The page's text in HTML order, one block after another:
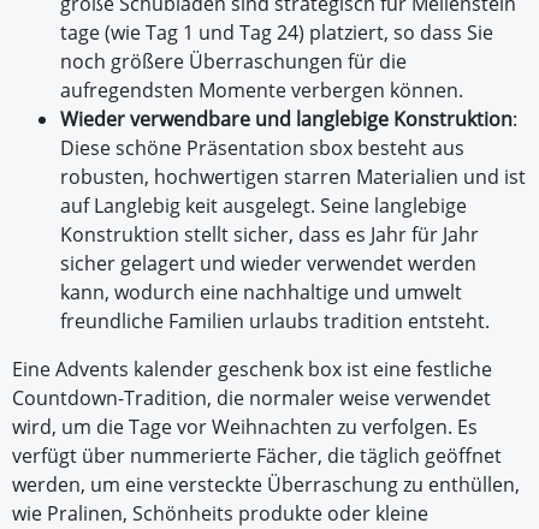
tage (wie Tag 1 und Tag 24) platziert, so dass Sie
noch größere Überraschungen für die
aufregendsten Momente verbergen können.
Wieder verwendbare und langlebige Konstruktion:
Diese schöne Präsentation sbox besteht aus
robusten, hochwertigen starren Materialien und ist
auf Langlebig keit ausgelegt. Seine langlebige
Konstruktion stellt sicher, dass es Jahr für Jahr
sicher gelagert und wieder verwendet werden
kann, wodurch eine nachhaltige und umwelt
freundliche Familien urlaubs tradition entsteht.
Eine Advents kalender geschenk box ist eine festliche
Countdown-Tradition, die normaler weise verwendet
wird, um die Tage vor Weihnachten zu verfolgen. Es
verfügt über nummerierte Fächer, die täglich geöffnet
werden, um eine versteckte Überraschung zu enthüllen,
wie Pralinen, Schönheits produkte oder kleine